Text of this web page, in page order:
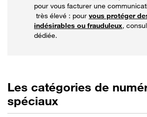
pour vous facturer une
très élevé : pour vous protéger
indésirables ou frauduleux,
dédiée.
Les catégories de
spéciaux